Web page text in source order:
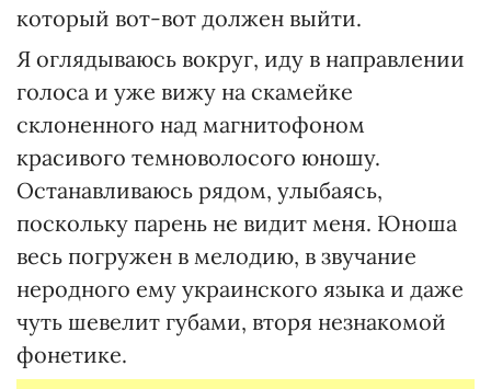
который вот-вот должен выйти.
Я оглядываюсь вокруг, иду в направлении
голоса и уже вижу на скамейке
склоненного над магнитофоном
красивого темноволосого юношу.
Останавливаюсь рядом, улыбаясь,
поскольку парень не видит меня. Юноша
весь погружен в мелодию, в звучание
неродного ему украинского языка и даже
чуть шевелит губами, вторя незнакомой
фонетике.